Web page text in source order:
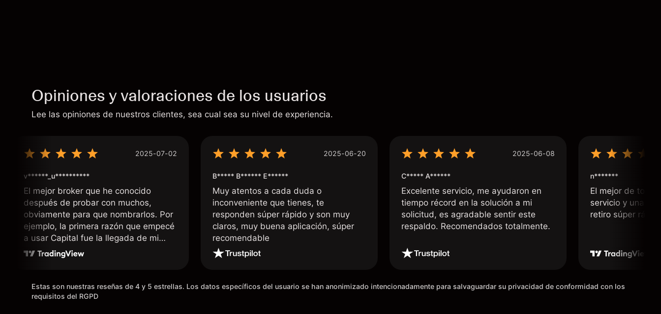
Opiniones y valoraciones de los usuarios
Lee las opiniones de nuestros clientes, sea cual sea su nivel de experiencia.
2025-07-02
v******_u**********
El mejor broker que he conocido
después de probar con muchos,
obviamente para que nombrarlos. Por
ejemplo, la primera razón que empecé
a usar Capital fue la llegada de mi
dinero de inmediato a mi cuenta
días o tienen mucha burocracia; y la
segunda razón, que te devuelve
2025-06-20
B***** B****** E******
Muy atentos a cada duda o
inconveniente que tienes, te
responden súper rápido y son muy
claros, muy buena aplicación, súper
recomendable
2025-06-08
C***** A******
Excelente servicio, me ayudaron en
tiempo récord en la solución a mi
solicitud, es agradable sentir este
respaldo. Recomendados totalmente.
n*******
El mejor de
servicio y una
retiro súper
Estas son nuestras reseñas de 4 y 5 estrellas. Los datos específicos del usuario se han anonimizado intencionadamente para salvaguardar su privacidad de conformidad con los
requisitos del RGPD